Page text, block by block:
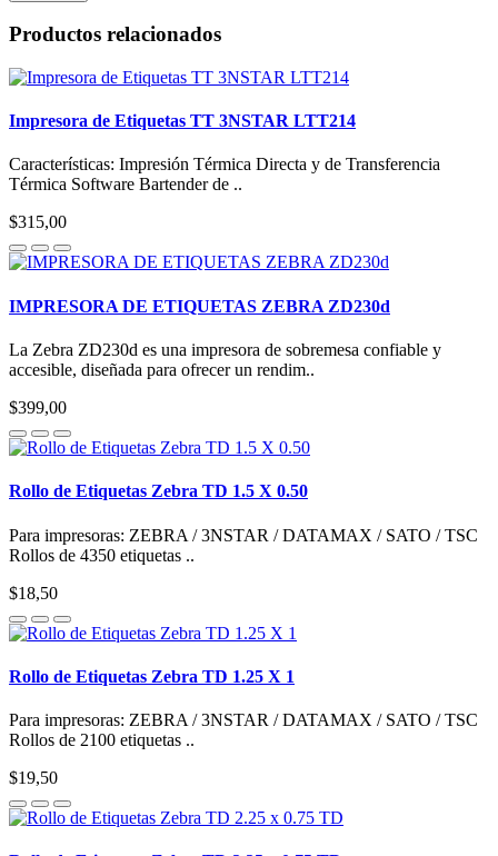
Productos relacionados
Impresora de Etiquetas TT 3NSTAR LTT214
Características: Impresión Térmica Directa y de Transferencia
Térmica Software Bartender de ..
$315,00
IMPRESORA DE ETIQUETAS ZEBRA ZD230d
La Zebra ZD230d es una impresora de sobremesa confiable y
accesible, diseñada para ofrecer un rendim..
$399,00
Rollo de Etiquetas Zebra TD 1.5 X 0.50
Para impresoras: ZEBRA / 3NSTAR / DATAMAX / SATO / TSC
Rollos de 4350 etiquetas ..
$18,50
Rollo de Etiquetas Zebra TD 1.25 X 1
Para impresoras: ZEBRA / 3NSTAR / DATAMAX / SATO / TSC
Rollos de 2100 etiquetas ..
$19,50